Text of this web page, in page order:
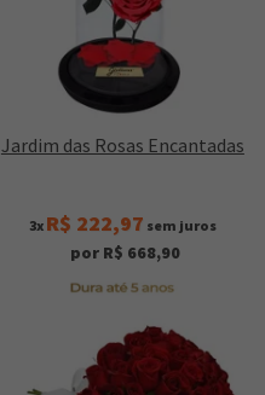
Jardim das Rosas Encantadas
3x R$ 222,97 sem juros
por R$ 668,90